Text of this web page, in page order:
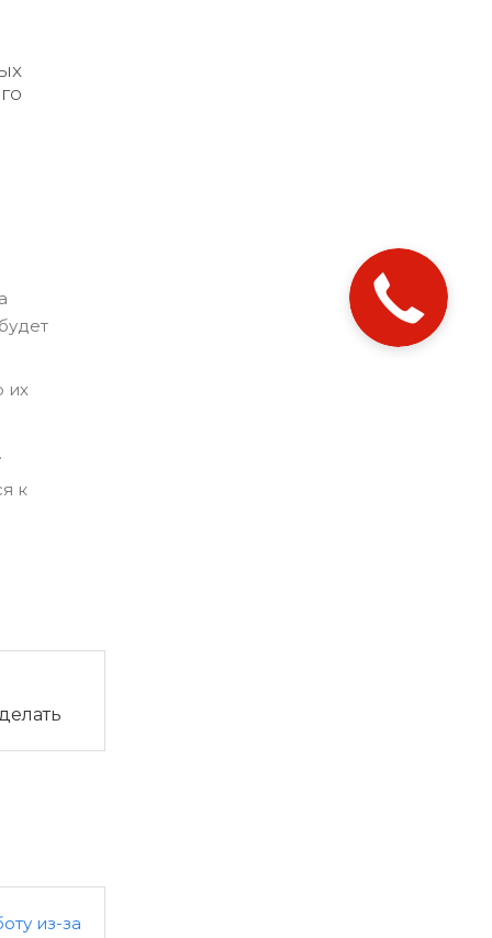
их
к
из-за